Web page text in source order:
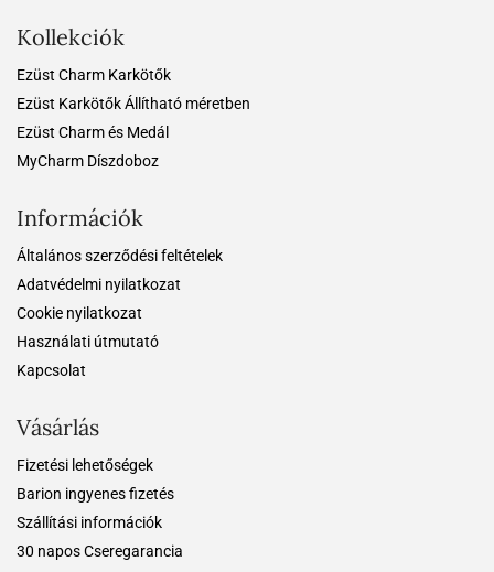
Kollekciók
Ezüst Charm Karkötők
Ezüst Karkötők Állítható méretben
Ezüst Charm és Medál
MyCharm Díszdoboz
Információk
Általános szerződési feltételek
Adatvédelmi nyilatkozat
Cookie nyilatkozat
Használati útmutató
Kapcsolat
Vásárlás
Fizetési lehetőségek
Barion ingyenes fizetés
Szállítási információk
30 napos Cseregarancia